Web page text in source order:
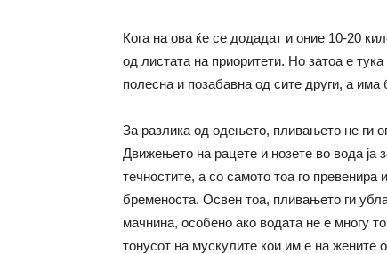
Кога на ова ќе се додадат и оние 10-20
од листата на приоритети. Но затоа е
полесна и позабавна од сите други, а има
За разлика од одењето, пливањето не ги
Движењето на рацете и нозете во вода ја
течностите, а со самото тоа го
бременоста. Освен тоа, пливањето ги
мачнина, особено ако водата не е многу
тонусот на мускулите кои им е на